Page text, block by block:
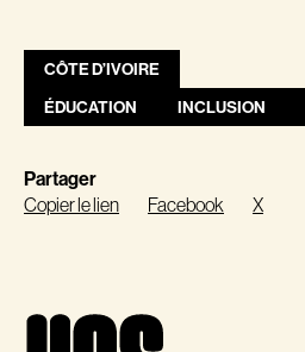
CÔTE D’IVOIRE
ÉDUCATION
INCLUSION
Partager
Copier le lien
Facebook X